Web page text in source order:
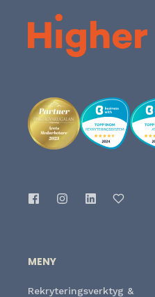
MENY
Rekryteringsverktyg &